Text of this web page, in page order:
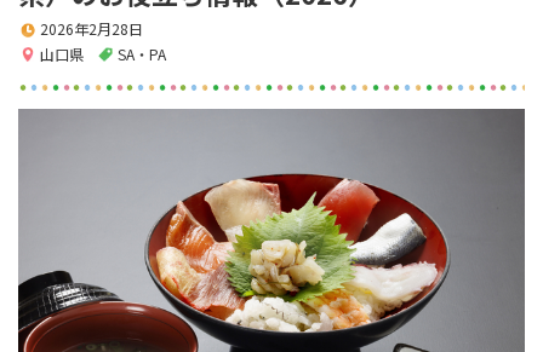
山口県 SA・PA
2026年2月28日